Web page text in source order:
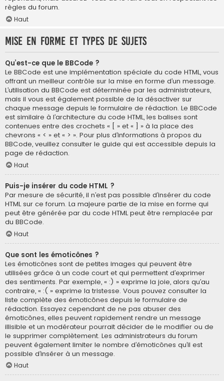
règles du forum.
Haut
Mise en forme et types de sujets
Qu’est-ce que le BBCode ?
Le BBCode est une implémentation spéciale du code HTML, vous
offrant un meilleur contrôle sur la mise en forme d’un message.
L’utilisation du BBCode est déterminée par les administrateurs,
mais il vous est également possible de la désactiver sur
chaque message depuis le formulaire de rédaction. Le BBCode
est similaire à l’architecture du code HTML, les balises sont
contenues entre des crochets « [ » et « ] » à la place des
chevrons « < » et « > ». Pour plus d’informations à propos du
BBCode, veuillez consulter le guide qui est accessible depuis la
page de rédaction.
Haut
Puis-je insérer du code HTML ?
Par mesure de sécurité, il n’est pas possible d’insérer du code
HTML sur ce forum. La majeure partie de la mise en forme qui
peut être générée par du code HTML peut être remplacée par
du BBCode.
Haut
Que sont les émoticônes ?
Les émoticônes sont de petites images qui peuvent être
utilisées grâce à un code court et qui permettent d’exprimer
des sentiments. Par exemple, « :) » exprime la joie, alors qu’au
contraire, « :( » exprime la tristesse. Vous pouvez consulter la
liste complète des émoticônes depuis le formulaire de
rédaction. Essayez cependant de ne pas abuser des
émoticônes, elles peuvent rapidement rendre un message
illisible et un modérateur pourrait décider de le modifier ou de
le supprimer complètement. Les administrateurs du forum
peuvent également limiter le nombre d’émoticônes qu’il est
possible d’insérer à un message.
Haut